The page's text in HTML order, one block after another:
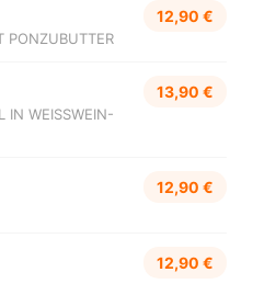
PONZUBUTTER
12,90 €
IN WEISSWEIN-
13,90 €
12,90 €
12,90 €